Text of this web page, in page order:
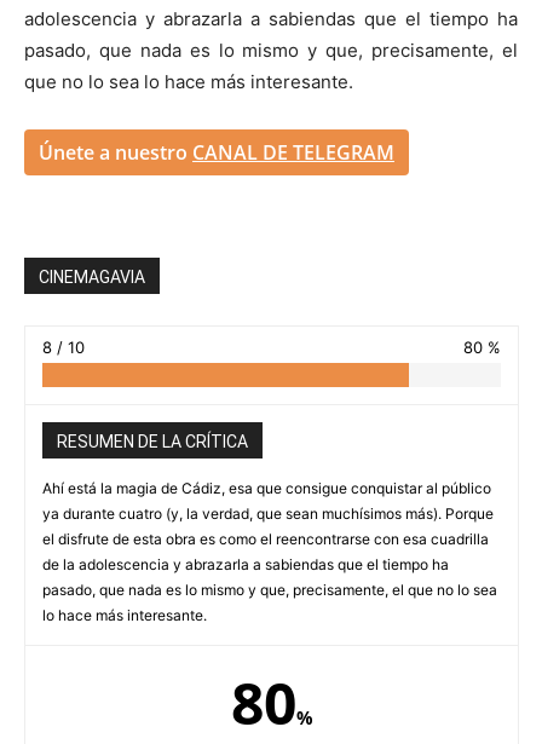
adolescencia y abrazarla a sabiendas que el tiempo ha
pasado, que nada es lo mismo y que, precisamente, el
que no lo sea lo hace más interesante.
Únete a nuestro CANAL DE TELEGRAM
CINEMAGAVIA
8 / 10 80 %
RESUMEN DE LA CRÍTICA
Ahí está la magia de Cádiz, esa que consigue conquistar al público
ya durante cuatro (y, la verdad, que sean muchísimos más). Porque
el disfrute de esta obra es como el reencontrarse con esa cuadrilla
de la adolescencia y abrazarla a sabiendas que el tiempo ha
pasado, que nada es lo mismo y que, precisamente, el que no lo sea
lo hace más interesante.
80%